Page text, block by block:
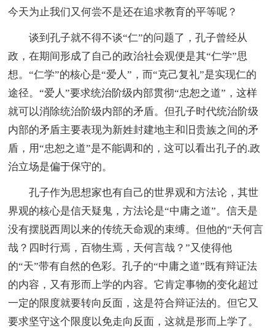
今天为止我们又何尝不是还在追求教育的平等呢？
谈到孔子就不得不谈“仁”的问题了，孔子曾经从
政，在期间形成了自己的政治社会观便是其“仁学”思
想。“仁学”的核心是“爱人”，而“克己复礼”是实现仁的
途径。“爱人”要求统治阶级内部贯彻“忠恕之道”，这样
就可以消除统治阶级内部的矛盾。但孔子时代统治阶级
内部的矛盾主要表现为新姓封建地主和旧贵族之间的矛
盾，用“忠恕之道”是不能调和的，这可以看出孔子的.政
治立场是偏于保守的。
孔子作为思想家也有自己的世界观和方法论，其世
界观的核心是信天疑鬼，方法论是“中庸之道”。信天是
没有摆脱西周以来的传统天命观的束缚。但他的“天何言
哉？四时行焉，百物生焉，天何言哉？”又使得他
的“天”带有自然的色彩。孔子的“中庸之道”既有辩证法
的内容，又有形而上学的内容。它肯定事物的变化超过
一定的限度就要转向反面，这是符合辩证法的。但它又
要求坚守这个限度以免走向反面，这就是形而上学了。